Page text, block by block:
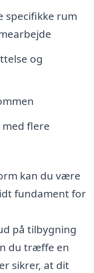
specifikke rum
og
flere
kan du være
fundament for
på tilbygning
du træffe en
sikrer, at dit